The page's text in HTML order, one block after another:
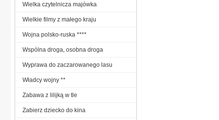
Wielka czytelnicza majówka
Wielkie filmy z małego kraju
Wojna polsko-ruska ****
Wspólna droga, osobna droga
Wyprawa do zaczarowanego lasu
Władcy wojny **
Zabawa z lilijką w tle
Zabierz dziecko do kina